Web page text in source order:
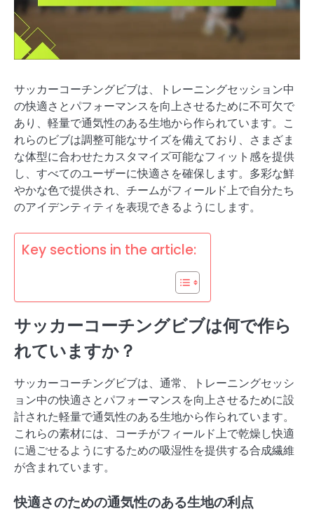
サッカーコーチングビブは、トレーニングセッション中
の快適さとパフォーマンスを向上させるために不可欠で
あり、軽量で通気性のある生地から作られています。こ
れらのビブは調整可能なサイズを備えており、さまざま
な体型に合わせたカスタマイズ可能なフィット感を提供
し、すべてのユーザーに快適さを確保します。多彩な鮮
やかな色で提供され、チームがフィールド上で自分たち
のアイデンティティを表現できるようにします。
Key sections in the article:
サッカーコーチングビブは何で作ら
れていますか？
サッカーコーチングビブは、通常、トレーニングセッシ
ョン中の快適さとパフォーマンスを向上させるために設
計された軽量で通気性のある生地から作られています。
これらの素材には、コーチがフィールド上で乾燥し快適
に過ごせるようにするための吸湿性を提供する合成繊維
が含まれています。
快適さのための通気性のある生地の利点